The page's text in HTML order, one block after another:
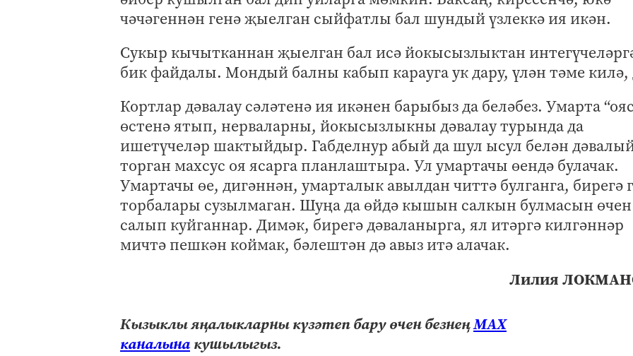
чәчәгеннән генә җыелган сыйфатлы бал шундый үзлеккә ия икән.
Сукыр кычытканнан җыелган бал исә йокысызлыктан
бик файдалы. Мондый балны кабып карауга ук дару, үлән тәме килә,
Кортлар дәвалау сәләтенә ия икәнен барыбыз да беләбез. Умарта
өстенә ятып, нерваларны, йокысызлыкны дәвалау турында да
ишетүчеләр шактыйдыр. Габделнур абый да шул ысул белән
торган махсус оя ясарга планлаштыра. Ул умартачы өендә булачак.
Умартачы өе, дигәннән, умарталык авылдан читтә булганга, бирегә
торбалары сузылмаган. Шуңа да өйдә кышын салкын булмасын
салып куйганнар. Димәк, бирегә дәваланырга, ял итәргә килгәннәр
мичтә пешкән коймак, бәлештән дә авыз итә алачак.
Лилия
Кызыклы яңалыкларны күзәтеп бару өчен безнеңМАХ
каналына кушылыгыз.